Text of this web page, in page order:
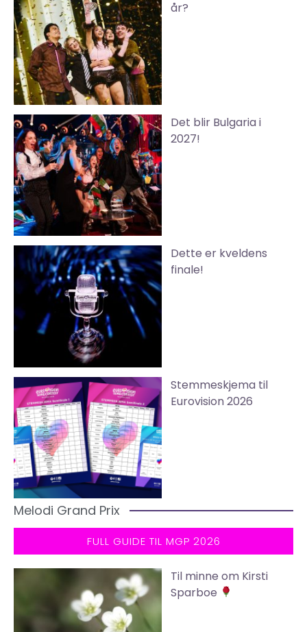
år?
Det blir Bulgaria i
2027!
Dette er kveldens
finale!
Stemmeskjema til
Eurovision 2026
Melodi Grand Prix
FULL GUIDE TIL MGP 2026
Til minne om Kirsti
Sparboe